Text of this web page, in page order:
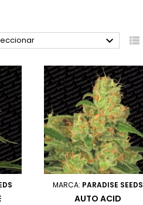
 
MARCA: PARADISE SEEDS
AUTO ACID